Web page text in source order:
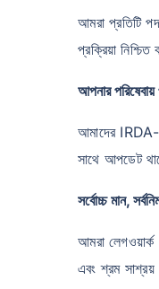
আমরা প্রতিটি
প্রক্রিয়া
আপনার
আমাদের IRDA-
সাথে আপডেট
সর্বোচ্চ মান,
আমরা
এবং শ্রম সাশ্রয়